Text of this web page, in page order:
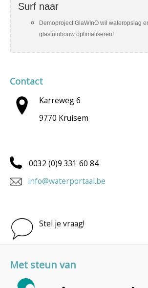
Surf naar
Demoproject GlaWInO wil wateropslag
glastuinbouw optimaliseren!
Contact
Karreweg 6
9770 Kruisem
0032 (0)9 331 60 84
info@waterportaal.be
Stel je vraag!
Met steun van